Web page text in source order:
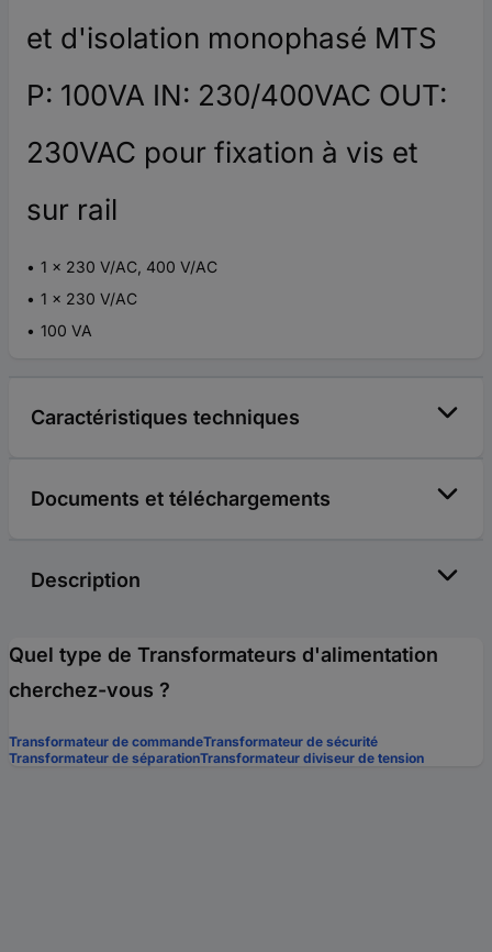
et d'isolation monophasé MTS
P: 100VA IN: 230/400VAC OUT:
230VAC pour fixation à vis et
sur rail
1 x 230 V/AC, 400 V/AC
1 x 230 V/AC
100 VA
Caractéristiques techniques
Documents et téléchargements
Description
Quel type de Transformateurs d'alimentation
cherchez-vous ?
Transformateur de commandeTransformateur de sécurité
Transformateur de séparationTransformateur diviseur de tension